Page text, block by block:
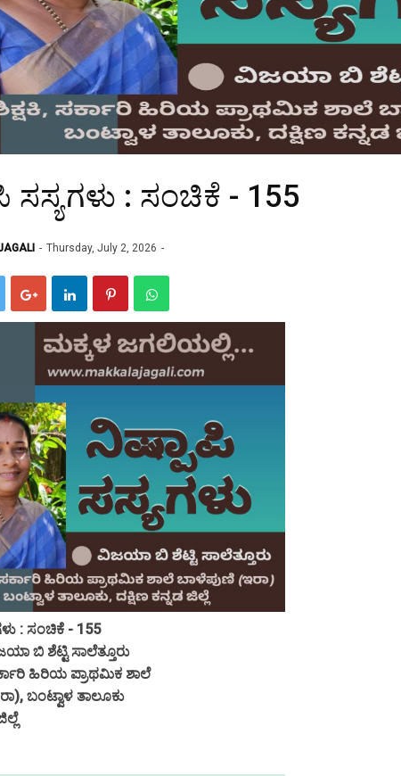
ಸಸ್ಯಗಳು : ಸಂಚಿಕೆ - 155
Thursday, July 2, 2026
: ಸಂಚಿಕೆ - 155
ಬಿ ಶೆಟ್ಟಿ ಸಾಲೆತ್ತೂರು
ಹಿರಿಯ ಪ್ರಾಥಮಿಕ ಶಾಲೆ
ಬಂಟ್ವಾಳ ತಾಲೂಕು